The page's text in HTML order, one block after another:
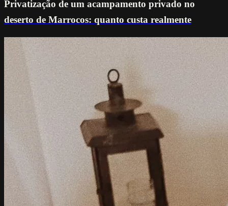
Privatização de um acampamento privado no
deserto de Marrocos: quanto custa realmente